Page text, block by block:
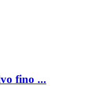
fino ...